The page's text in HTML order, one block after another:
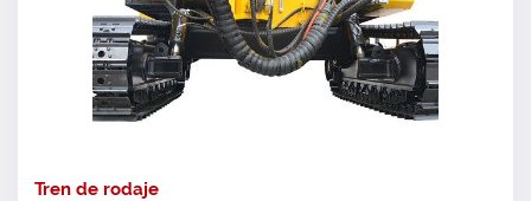
Tren de rodaje